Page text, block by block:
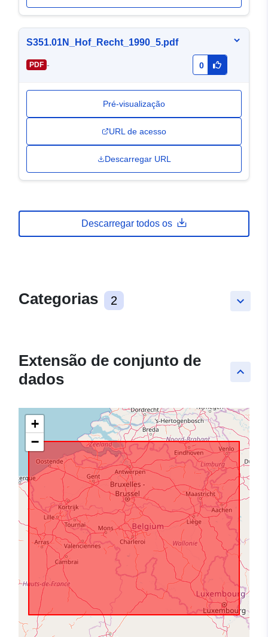
S351.01N_Hof_Recht_1990_5.pdf
PDF - 0
Pré-visualização
URL de acesso
Descarregar URL
Descarregar todos os
keyboard_arrow_down
Categorias 2
keyboard_arrow_up
Extensão de conjunto de
dados
+
−